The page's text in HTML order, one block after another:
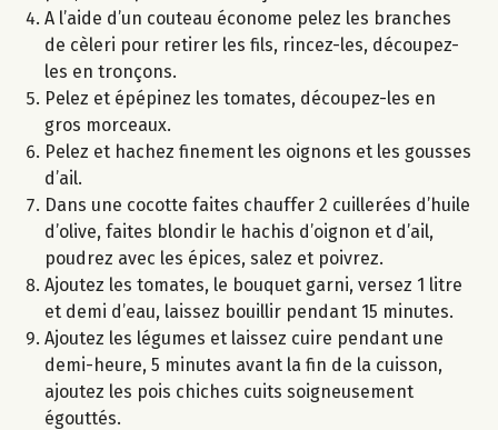
A l’aide d’un couteau économe pelez les branches
de cèleri pour retirer les fils, rincez-les, découpez-
les en tronçons.
Pelez et épépinez les tomates, découpez-les en
gros morceaux.
Pelez et hachez finement les oignons et les gousses
d’ail.
Dans une cocotte faites chauffer 2 cuillerées d’huile
d’olive, faites blondir le hachis d’oignon et d’ail,
poudrez avec les épices, salez et poivrez.
Ajoutez les tomates, le bouquet garni, versez 1 litre
et demi d’eau, laissez bouillir pendant 15 minutes.
Ajoutez les légumes et laissez cuire pendant une
demi-heure, 5 minutes avant la fin de la cuisson,
ajoutez les pois chiches cuits soigneusement
égouttés.